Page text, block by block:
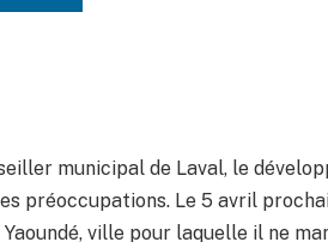
municipal de Laval, le
préoccupations. Le 5 avril
ville pour laquelle il ne